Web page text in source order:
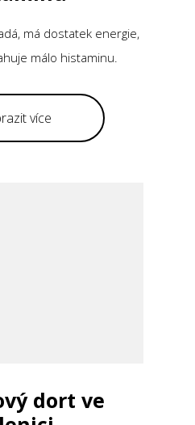
má dostatek energie,
málo histaminu.
více
dort ve